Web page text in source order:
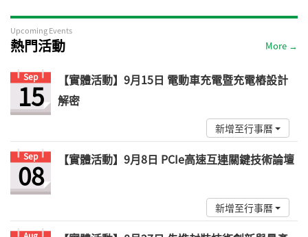
Upcoming Events
熱門活動 More →
Sep
15
【實體活動】9月15日 電動車充電暨充電樁設計
解密
新增至行事曆
Sep
08 【實體活動】9月8日 PCIe高速互連關鍵技術論壇
新增至行事曆